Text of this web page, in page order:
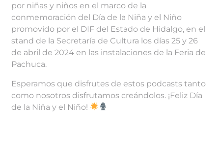
por niñas y niños en el marco de la
conmemoración del Día de la Niña y el Niño
promovido por el DIF del Estado de Hidalgo, en el
stand de la Secretaría de Cultura los días 25 y 26
de abril de 2024 en las instalaciones de la Feria de
Pachuca.
Esperamos que disfrutes de estos podcasts tanto
como nosotros disfrutamos creándolos. ¡Feliz Día
de la Niña y el Niño!